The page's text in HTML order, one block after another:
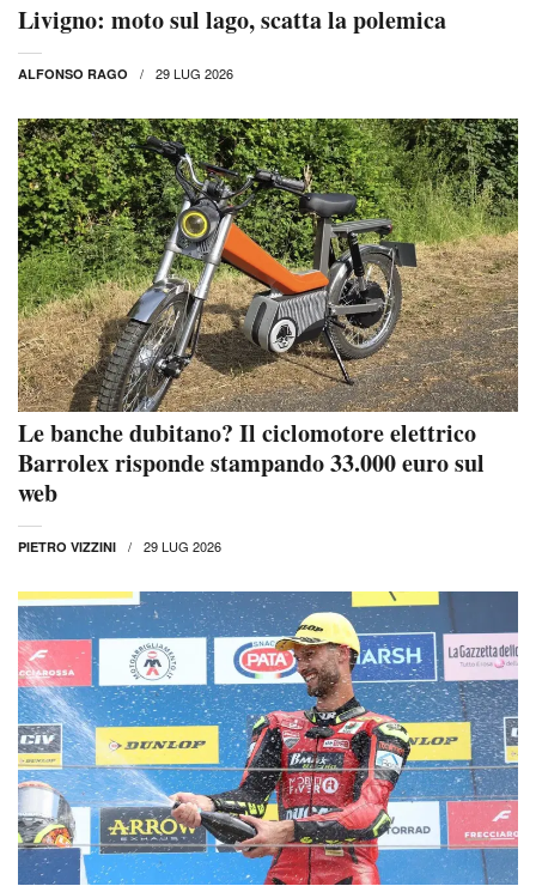
Livigno: moto sul lago, scatta la polemica
ALFONSO RAGO 29 LUG 2026
Le banche dubitano? Il ciclomotore elettrico
Barrolex risponde stampando 33.000 euro sul
web
PIETRO VIZZINI 29 LUG 2026